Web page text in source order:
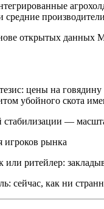
открытых данных
цены на
убойного скота
—
игроков рынка
ритейлер:
сейчас, как ни